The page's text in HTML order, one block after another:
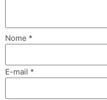
Nome *
E-mail *